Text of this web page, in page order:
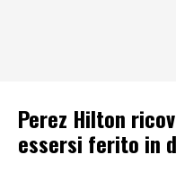
Perez Hilton
essersi ferito in